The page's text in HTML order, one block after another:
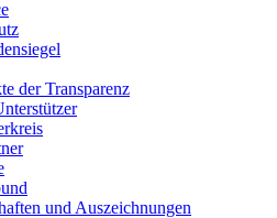
der Transparenz
und Auszeichnungen